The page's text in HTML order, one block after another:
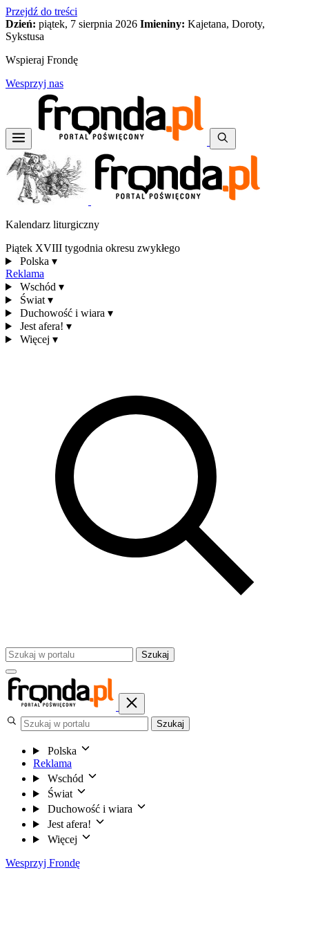
Przejdź do treści
Dzień: piątek, 7 sierpnia 2026 Imieniny: Kajetana, Doroty,
Sykstusa
Wspieraj Frondę
Wesprzyj nas
Kalendarz liturgiczny
Piątek XVIII tygodnia okresu zwykłego
Polska ▾
Reklama
Wschód ▾
Świat ▾
Duchowość i wiara ▾
Jest afera! ▾
Więcej ▾
Szukaj
Szukaj
Polska
Reklama
Wschód
Świat
Duchowość i wiara
Jest afera!
Więcej
Wesprzyj Frondę